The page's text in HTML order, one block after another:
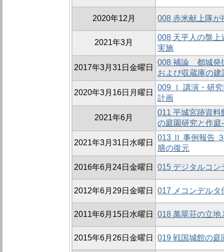
2020年12月 008 赤米献上隊が
2021年3月
008 天平人の盤上
実施
2017年3月31日金曜日
008 補論 都城発
および収蔵庫の建
2020年3月16日月曜日
009 Ⅰ 講演・研究
計画
2021年6月
011 平城宮跡資
の庭園研究と作
2021年3月31日水曜日
013 Ⅱ 事例報告
膳の復元
2016年6月24日金曜日 015 デジタルコン
2012年6月29日金曜日 017 メコンデルタ
2011年6月15日水曜日 018 萬翠荘の立地
2015年6月26日金曜日 019 戦国城館の庭